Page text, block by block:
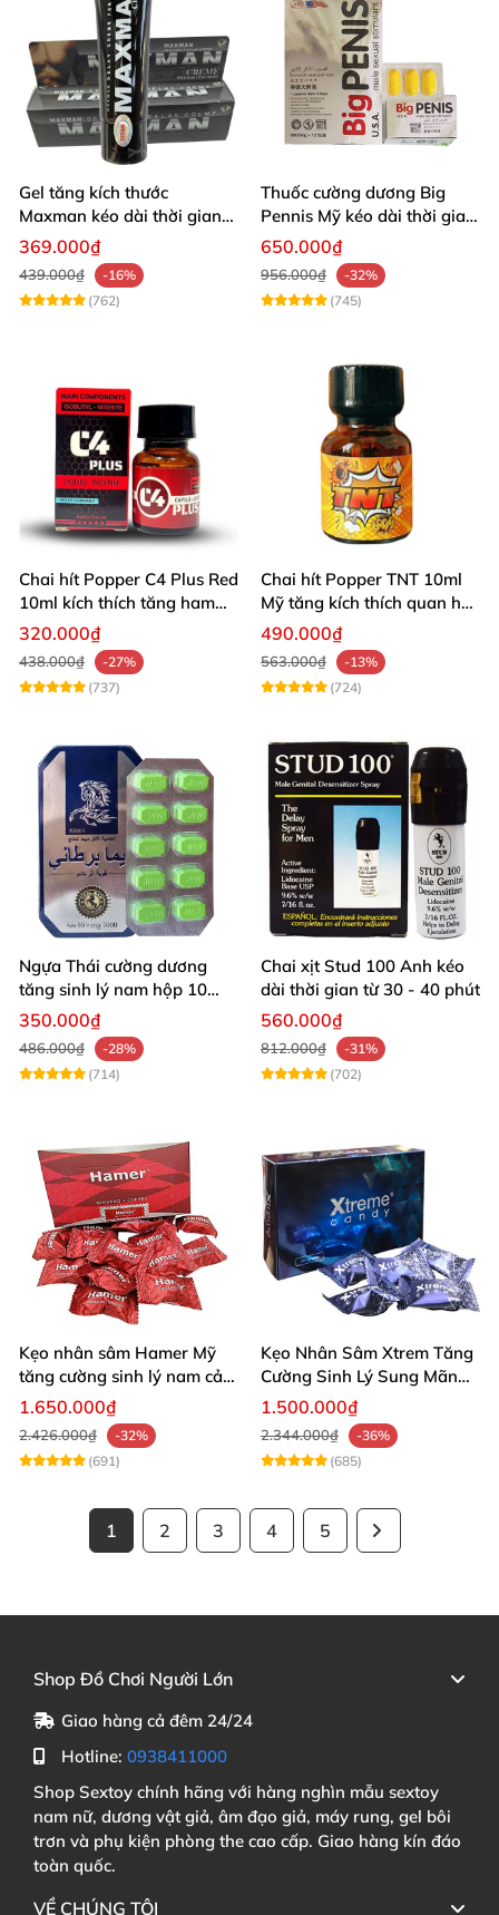
Gel tăng kích thước
Maxman kéo dài thời gian
quan hệ nhập Mỹ
369.000₫
439.000₫
-16%
(762)
Thuốc cường dương Big
Pennis Mỹ kéo dài thời gian
hiệu quả
650.000₫
956.000₫
-32%
(745)
Chai hít Popper C4 Plus Red
10ml kích thích tăng ham
muốn
320.000₫
438.000₫
-27%
(737)
Chai hít Popper TNT 10ml
Mỹ tăng kích thích quan hệ
sảng khoái
490.000₫
563.000₫
-13%
(724)
Ngựa Thái cường dương
tăng sinh lý nam hộp 10
viên cao cấp chuẩn Thái
350.000₫
486.000₫
-28%
(714)
Chai xịt Stud 100 Anh kéo
dài thời gian từ 30 - 40 phút
560.000₫
812.000₫
-31%
(702)
Kẹo nhân sâm Hamer Mỹ
tăng cường sinh lý nam cải
thiện sức khỏe
1.650.000₫
2.426.000₫
-32%
(691)
Kẹo Nhân Sâm Xtrem Tăng
Cường Sinh Lý Sung Mãn
Khi Lâm Trận
1.500.000₫
2.344.000₫
-36%
(685)
1 2 3 4 5
Shop Đồ Chơi Người Lớn
Giao hàng cả đêm 24/24
Hotline: 0938411000
Shop Sextoy chính hãng với hàng nghìn mẫu sextoy
nam nữ, dương vật giả, âm đạo giả, máy rung, gel bôi
trơn và phụ kiện phòng the cao cấp. Giao hàng kín đáo
toàn quốc.
VỀ CHÚNG TÔI